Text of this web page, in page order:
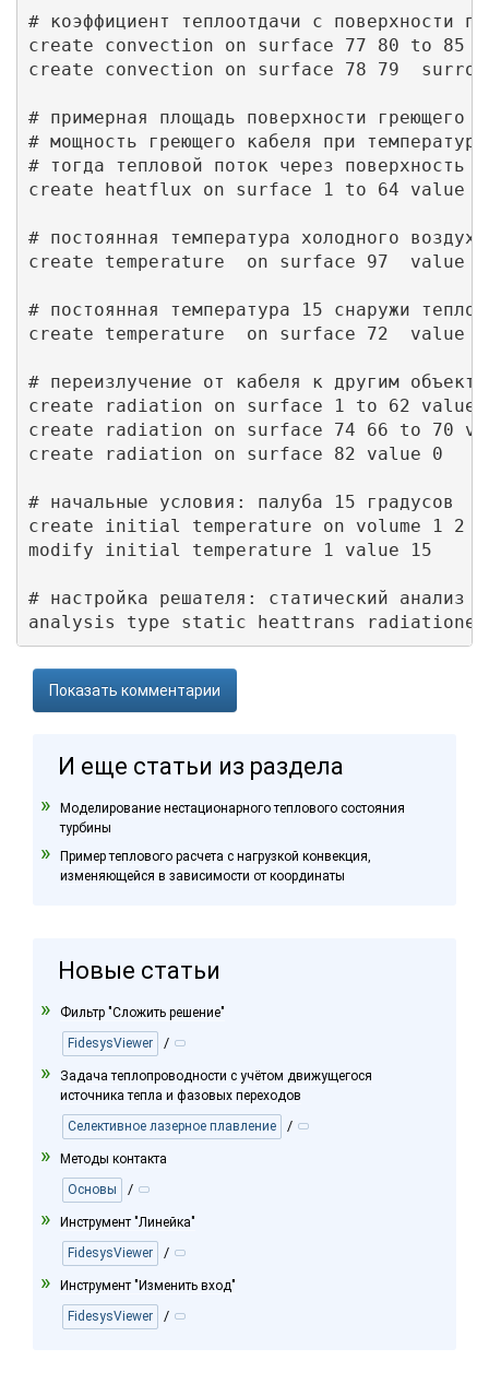
# коэффициент теплоотдачи с поверхности
create convection on surface 77 80 to 85
create convection on surface 78 79
# примерная площадь поверхности
# мощность греющего кабеля при
# тогда тепловой поток через поверхность
create heatflux on surface 1 to 64 value
# постоянная температура холодного
create temperature  on surface 97  value -
# постоянная температура 15 снаружи
create temperature  on surface 72  value
# переизлучение от кабеля к другим
create radiation on surface 1 to 62 value
create radiation on surface 74 66 to 70
create radiation on surface 82 value 0
# начальные условия: палуба 15 градусов
create initial temperature on volume 1 2 3
modify initial temperature 1 value 15
# настройка решателя: статический анализ
Показать комментарии
И еще статьи из раздела
Моделирование нестационарного теплового состояния
турбины
Пример теплового расчета с нагрузкой конвекция,
изменяющейся в зависимости от координаты
Новые статьи
Фильтр "Сложить решение"
FidesysViewer
/
Задача теплопроводности с учётом движущегося
источника тепла и фазовых переходов
Селективное лазерное плавление
/
Методы контакта
Основы
/
Инструмент "Линейка"
FidesysViewer
/
Инструмент "Изменить вход"
FidesysViewer
/